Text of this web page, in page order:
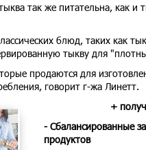
так же питательна, как и
блюд, таких как
тыкву для
продаются для
говорит г-жа Линетт.
+
- Сбалансированные
продуктов